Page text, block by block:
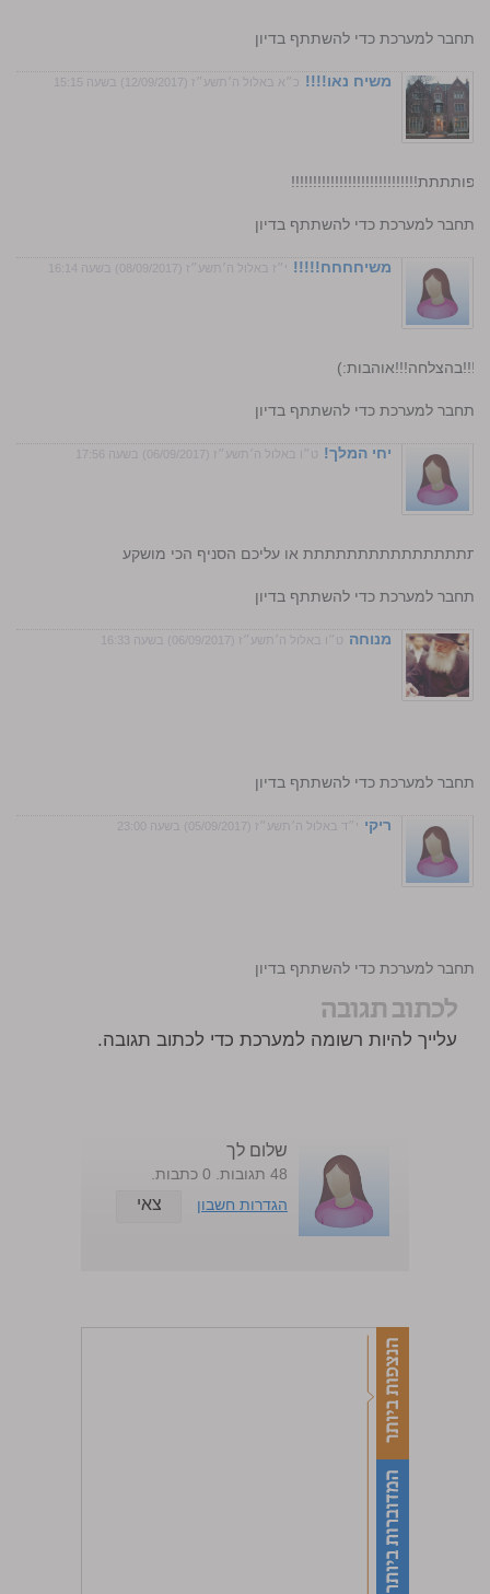
התחבר למערכת כדי להשתתף בדיון
משיח נאו!!!! כ״א באלול ה׳תשע״ז (12/09/2017) בשעה 15:15
התחבר למערכת כדי להשתתף בדיון
משיחחחח!!!!! י״ז באלול ה׳תשע״ז (08/09/2017) בשעה 16:14
התחבר למערכת כדי להשתתף בדיון
יחי המלך! ט״ו באלול ה׳תשע״ז (06/09/2017) בשעה 17:56
או עליכם הסניף הכי מושקע
התחבר למערכת כדי להשתתף בדיון
מנוחה ט״ו באלול ה׳תשע״ז (06/09/2017) בשעה 16:33
התחבר למערכת כדי להשתתף בדיון
ריקי י״ד באלול ה׳תשע״ז (05/09/2017) בשעה 23:00
התחבר למערכת כדי להשתתף בדיון
לכתוב תגובה
עלייך להיות רשומה למערכת כדי לכתוב תגובה.
שלום לך
48 תגובות. 0 כתבות.
הגדרות חשבון
צאי